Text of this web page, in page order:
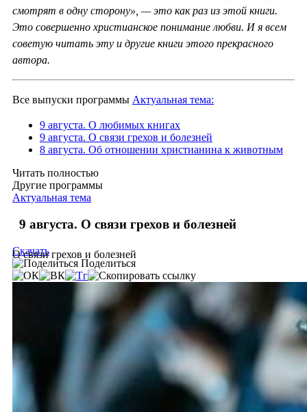
смотрят в одну сторону», — это как раз из этой книги.
Это совершенно христианское понимание любви. И я всем
советую читать эту и другие книги этого прекрасного
автора.
Все выпуски программы Актуальная тема:
9 августа. О любимых книгах
9 августа. О связи грехов и болезней
8 августа. Об отношении христианина к животным
Читать полностью
Другие программы
Актуальная тема
9 августа. О связи грехов и болезней
О связи грехов и болезней
Скачать
Поделиться